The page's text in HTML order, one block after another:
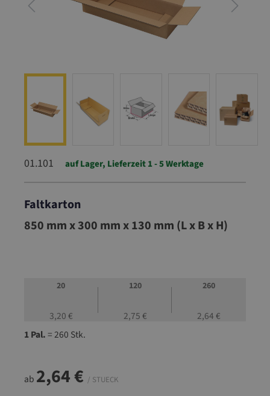
01.101 auf Lager, Lieferzeit 1 - 5 Werktage
Faltkarton
01.101
850 mm x 300 mm x 130 mm (L x B x H)
20
3,20 €
120
2,75 €
260
2,64 €
1 Pal.= 260 Stk.
ab 2,64 € / STUECK